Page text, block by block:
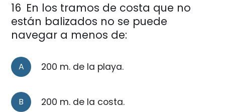
16 En los tramos de costa que no
están balizados no se puede
navegar a menos de:
A 200 m. de la playa.
B 200 m. de la costa.